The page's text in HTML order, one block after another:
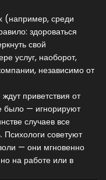
(например, среди
здороваться
свой
услуг, наоборот,
независимо от
приветствия от
было — игнорируют
случаев все
советуют
— они мгновенно
на работе или в